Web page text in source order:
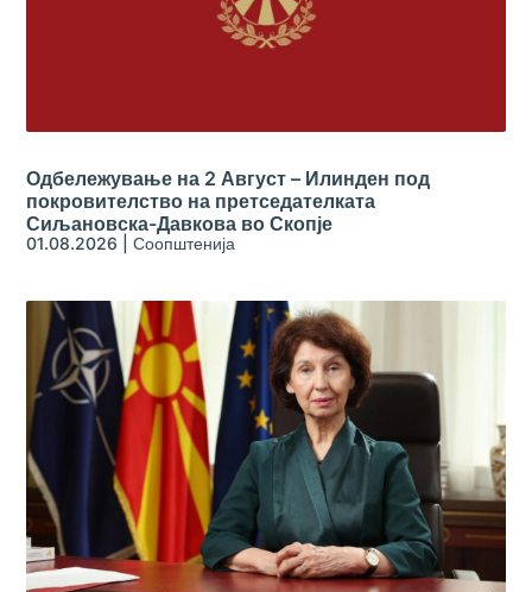
Одбележување на 2 Август – Илинден под
покровителство на претседателката
Сиљановска-Давкова во Скопје
01.08.2026 |Соопштенија